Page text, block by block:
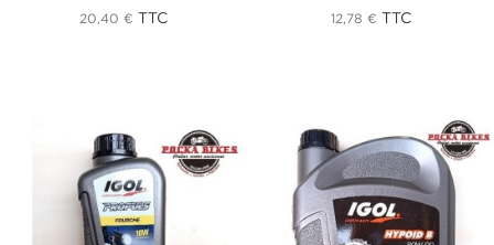
20,40 € TTC 12,78 € TTC